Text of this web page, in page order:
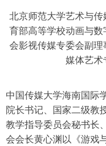
北京师范大学艺术与
育部高等学校动画与
会影视传媒专委会副
媒体艺术
中国传媒大学海南国际
院长书记、国家二级教
教学指导委员会秘书长
会会长黄心渊以《游戏